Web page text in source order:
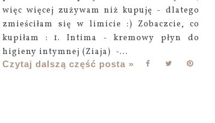
więc więcej zużywam niż kupuję - dlatego
zmieściłam się w limicie :) Zobaczcie, co
kupiłam : 1. Intima - kremowy płyn do
higieny intymnej (Ziaja) -...
Czytaj dalszą część posta »